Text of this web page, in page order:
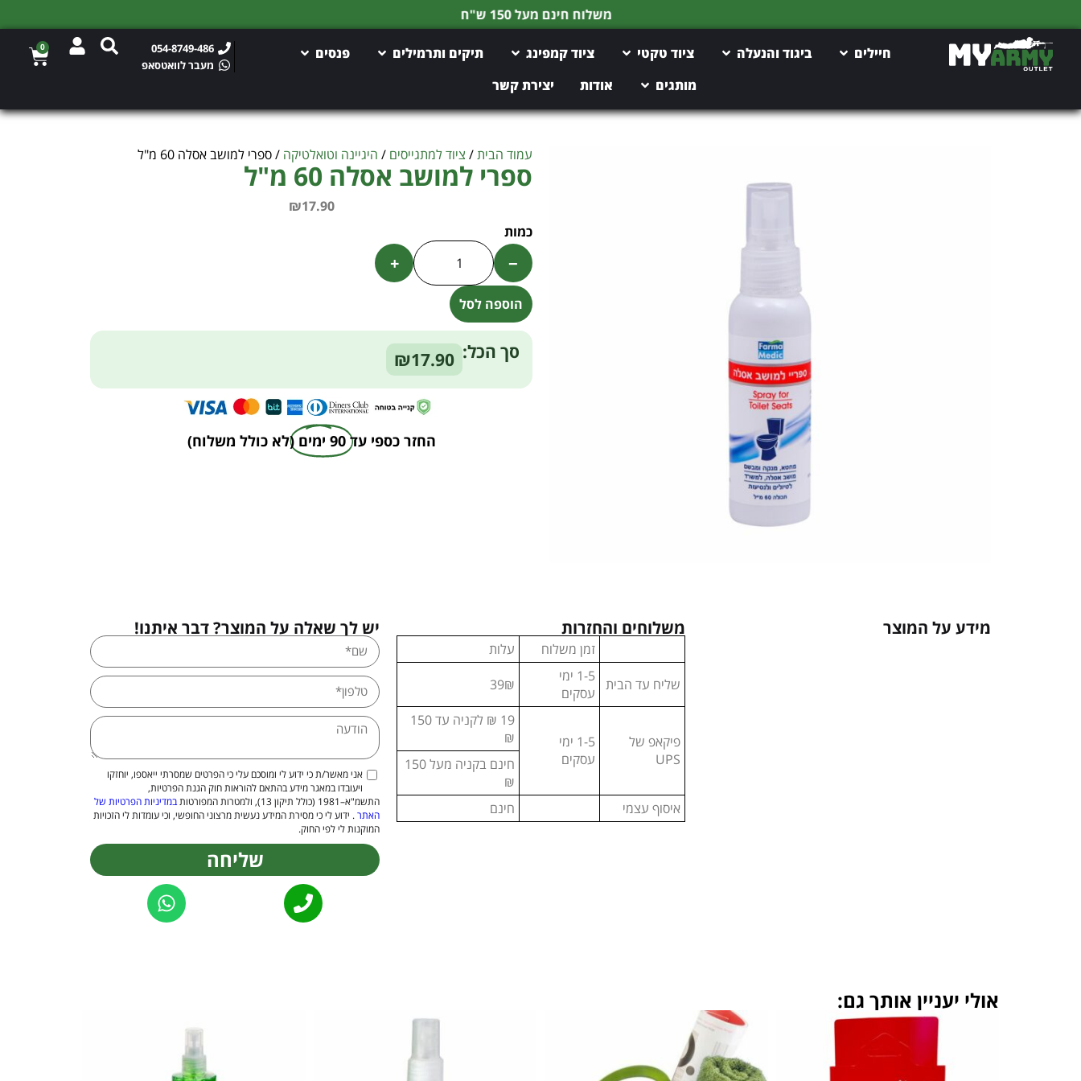
משלוח חינם מעל 150 ש"ח
חיילים ביגוד והנעלה ציוד טקטי ציוד קמפינג תיקים ותרמילים
פנסים
מותגים
אודות יצירת קשר
054-8749-486
מעבר לוואטסאפ
0
עמוד הבית/ ציוד למתגייסים / היגיינה וטואלטיקה / ספרי למושב אסלה 60 מ"ל
ספרי למושב אסלה 60 מ"ל
₪17.90
−
+
הוספה לסל
Alternative:
סך הכל: ₪17.90
החזר כספי עד 90 ימים (לא כולל משלוח)
מידע על המוצר משלוחים והחזרות
זמן משלוח
עלות
שליח עד הבית
1-5 ימי
עסקים
39₪
פיקאפ של
UPS
1-5 ימי
עסקים
19 ₪ לקניה עד 150
₪
חינם בקניה מעל 150
₪
איסוף עצמי
חינם
יש לך שאלה על המוצר? דבר איתנו!
אני מאשר/ת כי ידוע לי ומוסכם עלי כי הפרטים שמסרתי ייאספו, יוחזקו
ויעובדו במאגר מידע בהתאם להוראות חוק הגנת הפרטיות,
התשמ"א–1981 (כולל תיקון 13), ולמטרות המפורטות
במדיניות הפרטיות של
האתר. ידוע לי כי מסירת המידע נעשית מרצוני החופשי, וכי עומדות לי הזכויות
המוקנות לי לפי החוק.
שליחה
Alternative:
אולי יעניין אותך גם: